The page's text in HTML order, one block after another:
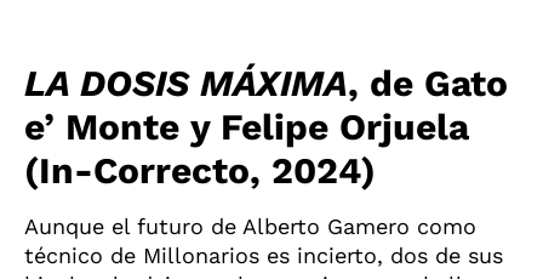
LA DOSIS MÁXIMA, de Gato
e’ Monte y Felipe Orjuela
(In-Correcto, 2024)
Aunque el futuro de Alberto Gamero como
técnico de Millonarios es incierto, dos de sus